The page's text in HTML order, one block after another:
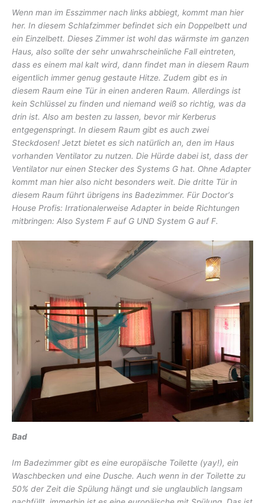
Wenn man im Esszimmer nach links abbiegt, kommt man hier
her. In diesem Schlafzimmer befindet sich ein Doppelbett und
ein Einzelbett. Dieses Zimmer ist wohl das wärmste im ganzen
Haus, also sollte der sehr unwahrscheinliche Fall eintreten,
dass es einem mal kalt wird, dann findet man in diesem Raum
eigentlich immer genug gestaute Hitze. Zudem gibt es in
diesem Raum eine Tür in einen anderen Raum. Allerdings ist
kein Schlüssel zu finden und niemand weiß so richtig, was da
drin ist. Also am besten zu lassen, bevor mir Kerberus
entgegenspringt. In diesem Raum gibt es auch zwei
Steckdosen! Jetzt bietet es sich natürlich an, den im Haus
vorhanden Ventilator zu nutzen. Die Hürde dabei ist, dass der
Ventilator nur einen Stecker des Systems G hat. Ohne Adapter
kommt man hier also nicht besonders weit. Die dritte Tür in
diesem Raum führt übrigens ins Badezimmer. Für Doctor‘s
House Profis: Irrationalerweise Adapter in beide Richtungen
mitbringen: Also System F auf G UND System G auf F.
Bad
Im Badezimmer gibt es eine europäische Toilette (yay!), ein
Waschbecken und eine Dusche. Auch wenn in der Toilette zu
50% der Zeit die Spülung hängt und sie unglaublich langsam